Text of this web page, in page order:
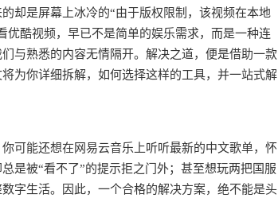
却是屏幕上冰冷的“由于版权限制，该视频在本地
优酷视频，早已不是简单的娱乐需求，而是一种连
与熟悉的内容无情隔开。解决之道，便是借助一款
为你详细拆解，如何选择这样的工具，并一站式解
可能还想在网易云音乐上听听最新的中文歌单，怀
是被“看不了”的提示拒之门外；甚至想玩两把国服
字生活。因此，一个合格的解决方案，绝不能是头